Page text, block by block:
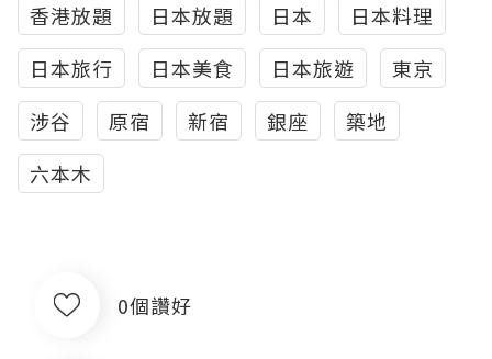
香港放題
日本放題 日本
日本料理
日本旅行
日本美食 日本旅遊
東京
涉谷
原宿 新宿 銀座
築地
六本木
0個讚好